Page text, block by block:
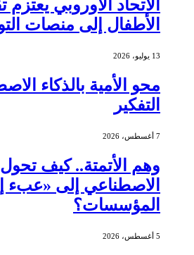
الاتحاد الأوروبي
الأطفال إلى منصات
13 يوليو، 2026
محو الأمية بالذكاء
التفكير
7 أغسطس، 2026
وهم الأتمتة.. كيف تحول
الاصطناعي إلى «عبء
المؤسسات؟
5 أغسطس، 2026